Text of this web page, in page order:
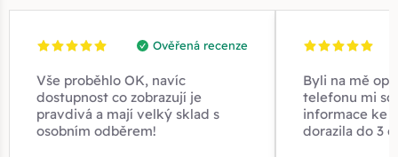
Ověřená recenze
Vše proběhlo OK, navíc
dostupnost co zobrazují je
pravdivá a mají velký sklad s
osobním odběrem!
Byli na mě
telefonu mi
informace ke
dorazila do 3